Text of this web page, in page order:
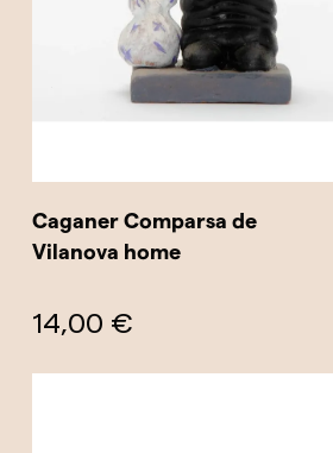
Caganer Comparsa de
Vilanova home
14,00 €